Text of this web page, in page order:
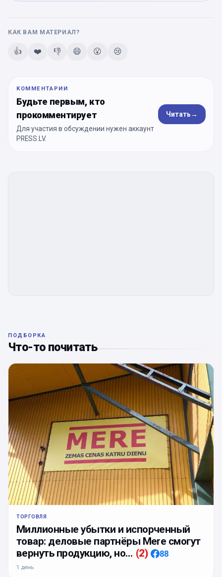
КАК ВАМ МАТЕРИАЛ?
👍 ❤️ 👎 😄 😮 😢
КОММЕНТАРИИ
Будьте первым, кто
прокомментирует
Для участия в обсуждении нужен аккаунт
PRESS.LV.
Читать→
ПОДБОРКА
Что-то почитать
ТОРГОВЛЯ
Миллионные убытки и испорченный
товар: деловые партнёры Mere смогут
вернуть продукцию, но… (2) 88
1 день